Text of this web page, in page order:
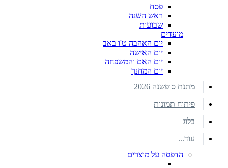
פסח
ראש השנה
שבועות
מועדים
יום האהבה ט'ו באב
יום האישה
יום האם והמשפחה
יום המחנך
מתנת סופשנה 2026
פיתוח תמונות
בלוג
עוד...
הדפסה על מוצרים